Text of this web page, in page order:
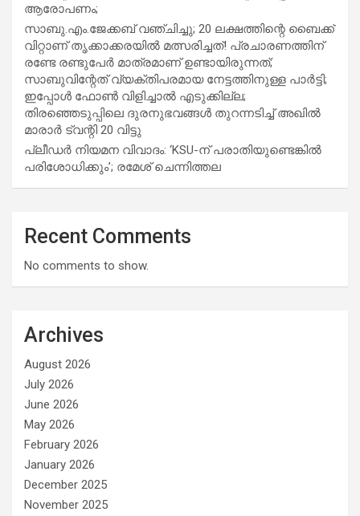
ആരോപണം;
സാബു.എം.ജേക്കബ് വഞ്ചിച്ചു; 20 ലക്ഷത്തിന്റെ ബൈക്ക്
വിറ്റാണ് തൃക്കാക്കരയില്‍ മത്സരിച്ചത്! പ്രചാരണത്തിന്
രണ്ടേ രണ്ടുപേര്‍ മാത്രമാണ് ഉണ്ടായിരുന്നത്;
സാബുവിന്റേത് വ്യക്തിപരമായ നേട്ടത്തിനുള്ള പാര്‍ട്ടി;
ഇപ്പോള്‍ ഫോണ്‍ വിളിച്ചാല്‍ എടുക്കില്ല;
തിരഞ്ഞെടുപ്പിലെ ദുരനുഭവങ്ങള്‍ തുറന്നടിച്ച് അഖില്‍
മാരാര്‍ ട്വന്റി 20 വിട്ടു
പ്ലീഡർ നിയമന വിവാദം: ‘KSU-ന് പരാതിയുണ്ടെങ്കിൽ
പരിശോധിക്കും’; രമേശ് ചെന്നിത്തല
Recent Comments
No comments to show.
Archives
August 2026
July 2026
June 2026
May 2026
February 2026
January 2026
December 2025
November 2025